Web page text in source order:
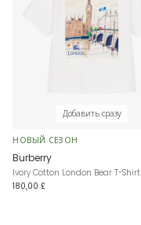
Добавить сразу
НОВЫЙ СЕЗОН
Burberry
Ivory Cotton London Bear T-Shirt
180,00 £